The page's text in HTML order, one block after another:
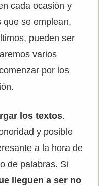
cada ocasión y
se emplean.
pueden ser
varios
por los
los textos.
y posible
a la hora de
de palabras. Si
lleguen a ser no